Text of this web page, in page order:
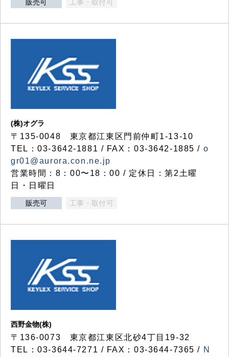
販売可 工事・取付可
(株)オグラ
〒135-0048 東京都江東区門前仲町1-13-10
TEL：03-3642-1881 / FAX：03-3642-1885 / o
gr01@aurora.con.ne.jp
営業時間：8：00〜18：00 / 定休日：第2土曜
日・日曜日
販売可 工事・取付可
西野金物(株)
〒136-0073 東京都江東区北砂4丁目19-32
TEL：03‐3644‐7271 / FAX：03-3644-7365 / N